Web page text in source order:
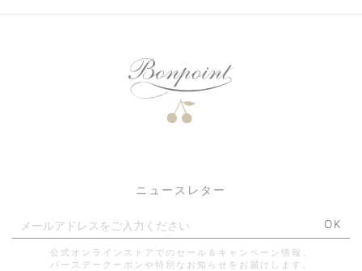
ニュースレター
OK
公式オンラインストアでのセール＆キャンペーン情報、
バースデークーポンや特別なお知らせをお届けします。